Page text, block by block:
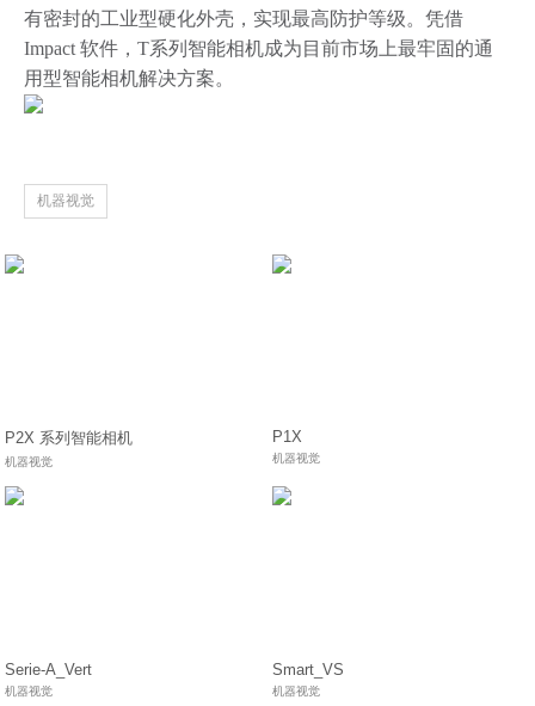
有密封的工业型硬化外壳，实现最高防护等级。凭借
Impact 软件，T系列智能相机成为目前市场上最牢固的通
用型智能相机解决方案。
机器视觉
P2X 系列智能相机
机器视觉
P1X
机器视觉
Serie-A_Vert
机器视觉
Smart_VS
机器视觉
传感器